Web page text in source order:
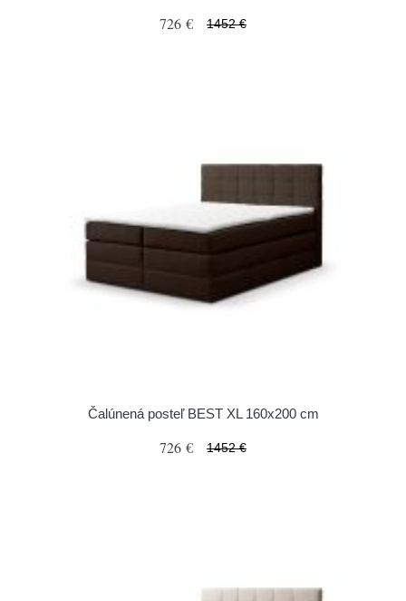
726 € 1452 €
Čalúnená posteľ BEST XL 160x200 cm
726 € 1452 €